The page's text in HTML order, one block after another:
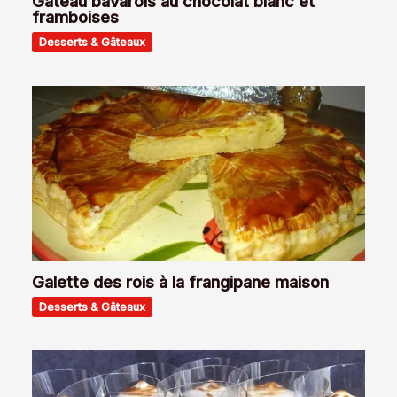
framboises
Desserts & Gâteaux
Galette des rois à la frangipane maison
Desserts & Gâteaux